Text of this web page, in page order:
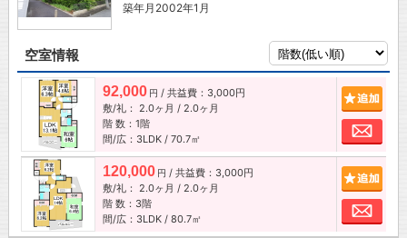
築年月2002年1月
空室情報
92,000 円 / 共益費：3,000円
敷/礼： 2.0ヶ月 / 2.0ヶ月
階 数：1階
間/広：3LDK / 70.7㎡
お
120,000 円 / 共益費：3,000円
敷/礼： 2.0ヶ月 / 2.0ヶ月
階 数：3階
間/広：3LDK / 80.7㎡
お